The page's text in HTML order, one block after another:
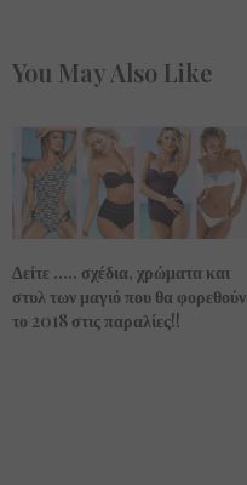
You May Also Like
Δείτε ….. σχέδια, χρώματα και
στυλ των μαγιό που θα φορεθούν
το 2018 στις παραλίες!!